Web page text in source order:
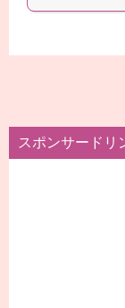
スポンサードリ